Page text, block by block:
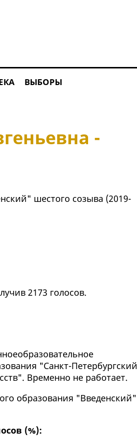
ВЫБОРЫ
-
шестого созыва (2019-
2173 голосов.
"Санкт-Петербургский
Временно не работает.
образования "Введенский"
(%):